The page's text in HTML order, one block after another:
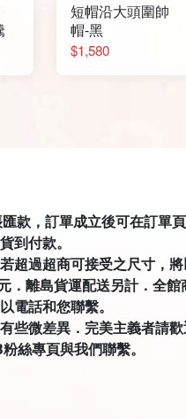
短帽沿大頭圍帥
帽-黑
$1,580
款，訂單成立後可在訂單
到付款。
超過超商可接受之尺寸，
離島貨運配送另計．全館
電話和您聯繫。
些微差異．完美主義者請歡
絲專頁與我們聯繫。